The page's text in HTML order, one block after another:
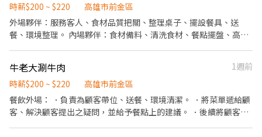
時薪$200 ~ $220
高雄市前金區
外場夥伴：服務客人、食材品質把關、整理桌子、擺設餐具、送
餐、環境整理。 內場夥伴：食材備料、清洗食材、餐點擺盤、高湯
牛老大涮牛肉
1週前
時薪$200 ~ $220
高雄市前金區
餐飲外場： ．負責為顧客帶位、送餐、環境清潔。 ．將菜單遞給顧
客、解決顧客提出之疑問，並給予餐點上的建議。 ．後續將顧客點